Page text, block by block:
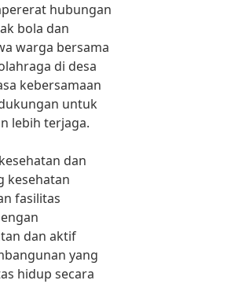
hubungan
bola dan
warga bersama
di desa
kebersamaan
untuk
lebih terjaga.
dan
kesehatan
fasilitas
dan aktif
yang
hidup secara